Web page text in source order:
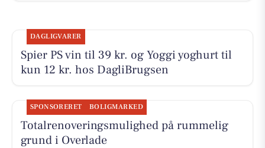
DAGLIGVARER
Spier PS vin til 39 kr. og Yoggi yoghurt til
kun 12 kr. hos DagliBrugsen
SPONSORERET BOLIGMARKED
Totalrenoveringsmulighed på rummelig
grund i Overlade